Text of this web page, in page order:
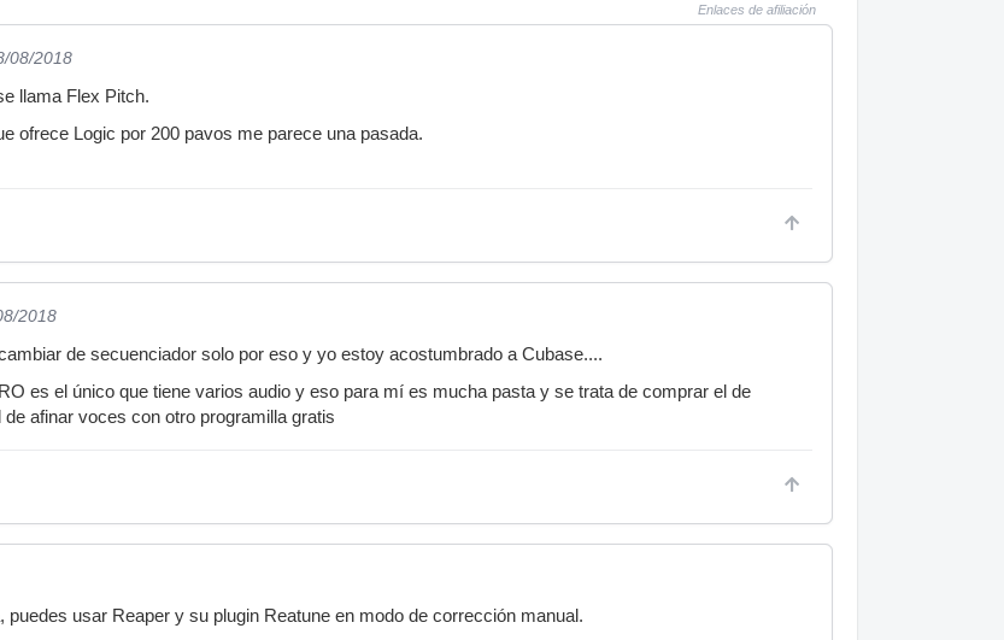
Enlaces de afiliación
08/2018
llama Flex Pitch.
ofrece Logic por 200 pavos me parece una pasada.
2018
de secuenciador solo por eso y yo estoy acostumbrado a Cubase....
es el único que tiene varios audio y eso para mí es mucha pasta y se trata de comprar el de
afinar voces con otro programilla gratis
puedes usar Reaper y su plugin Reatune en modo de corrección manual.